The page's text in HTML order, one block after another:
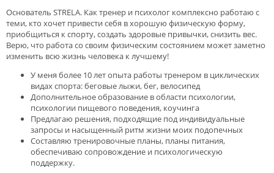
Основатель STRELA. Как тренер и психолог комплексно работаю с
теми, кто хочет привести себя в хорошую физическую форму,
приобщиться к спорту, создать здоровые привычки, снизить вес.
Верю, что работа со своим физическим состоянием может заметно
изменить всю жизнь человека к лучшему!
У меня более 10 лет опыта работы тренером в циклических
видах спорта: беговые лыжи, бег, велосипед
Дополнительное образование в области психологии,
психологии пищевого поведения, коучинга
Предлагаю решения, подходящие под индивидуальные
запросы и насыщенный ритм жизни моих подопечных
Составляю тренировочные планы, планы питания,
обеспечиваю сопровождение и психологическую
поддержку.